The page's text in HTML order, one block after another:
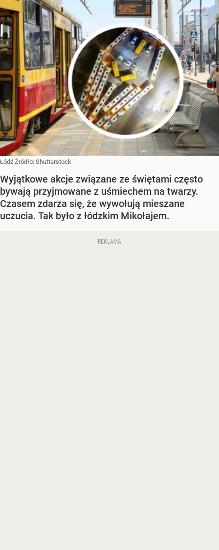
Łódź Źródło: Shutterstock
Wyjątkowe akcje związane ze świętami często
bywają przyjmowane z uśmiechem na twarzy.
Czasem zdarza się, że wywołują mieszane
uczucia. Tak było z łódzkim Mikołajem.